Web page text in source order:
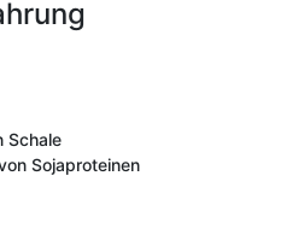
Schale
Sojaproteinen